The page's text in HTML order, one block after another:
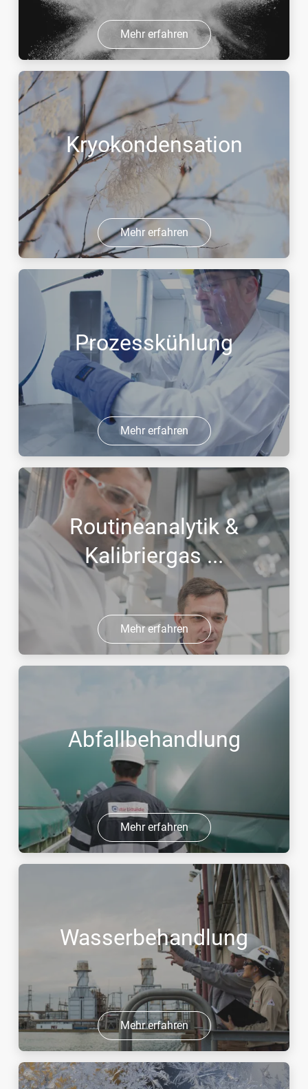
Mehr erfahren
Kryokondensation
Mehr erfahren
Prozesskühlung
Mehr erfahren
Routineanalytik &
Kalibriergas ...
Mehr erfahren
Abfallbehandlung
Mehr erfahren
Wasserbehandlung
Mehr erfahren